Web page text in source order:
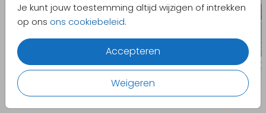
Je kunt jouw toestemming altijd wijzigen of intrekken
op ons ons cookiebeleid.
Accepteren
Weigeren